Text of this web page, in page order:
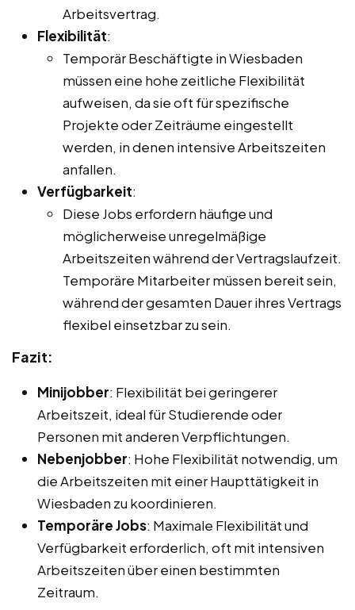
Arbeitsvertrag.
Flexibilität:
Temporär Beschäftigte in Wiesbaden
müssen eine hohe zeitliche Flexibilität
aufweisen, da sie oft für spezifische
Projekte oder Zeiträume eingestellt
werden, in denen intensive Arbeitszeiten
anfallen.
Verfügbarkeit:
Diese Jobs erfordern häufige und
möglicherweise unregelmäßige
Arbeitszeiten während der Vertragslaufzeit.
Temporäre Mitarbeiter müssen bereit sein,
während der gesamten Dauer ihres Vertrags
flexibel einsetzbar zu sein.
Fazit:
Minijobber: Flexibilität bei geringerer
Arbeitszeit, ideal für Studierende oder
Personen mit anderen Verpflichtungen.
Nebenjobber: Hohe Flexibilität notwendig, um
die Arbeitszeiten mit einer Haupttätigkeit in
Wiesbaden zu koordinieren.
Temporäre Jobs: Maximale Flexibilität und
Verfügbarkeit erforderlich, oft mit intensiven
Arbeitszeiten über einen bestimmten
Zeitraum.